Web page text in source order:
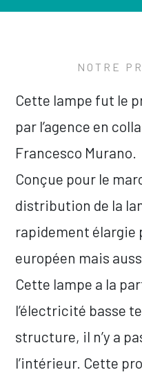
NOTRE
Cette lampe fut le
par l’agence en
Francesco Murano.
Conçue pour le
distribution de la
rapidement élargie
européen mais
Cette lampe a la
l’électricité basse
structure, il n’y a
l’intérieur. Cette